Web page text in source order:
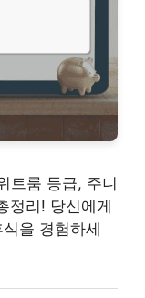
트룸 등급, 주니
정리! 당신에게
을 경험하세